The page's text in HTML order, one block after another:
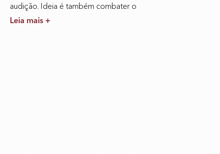
audição. Ideia é também combater o
Leia mais +